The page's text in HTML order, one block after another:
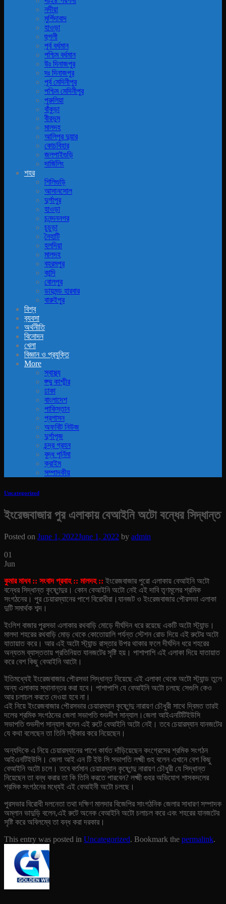
নদীয়া
মুর্শিদাবাদ
হাওড়া
হুগলী
পূর্ব বর্ধমান
পশ্চিম বর্ধমান
উঃ দিনাজপুর
দঃ দিনাজপুর
পূর্ব মেদিনীপুর
পশ্চিম মেদিনীপুর
পুরুলিয়া
বাঁকুড়া
বীরভুম
মালদহ
আলিপুর দুয়ার
কোচবিহার
জলপাইগুড়ি
দার্জিলিং
শহর
শিলিগুড়ি
আসানসোল
দুর্গাপুর
হাওড়া
চনন্দননগর
চুচুড়া
নৈহাটি
হলদিয়া
মালদহ
বহরমপুর
কান্দি
বোলপুর
ডায়মন্ড হারবার
বারুইপুর
বিশ্ব
ব‍্যবসা
অর্থনীতি
বিনোদন
খেলা
বিজ্ঞান ও প্রযুক্তি
More
স্বাস্থ্য
জ্ম্মু কাশ্মীর
ঢাকা
বাংলাদেশ
পাকিস্তান
প্রশাসন
অফবিট নিউজ
দুর্গাপূজ
চন্দ্র গ্রহন
বুদ্ধ পূর্নিমা
ক্রাইম
সম্পাদকীয়
Uncategorized
ইংরেজবাজার পুর এলাকায় বেআইনি অটো বন্ধের সিদ্ধান্ত
Posted on June 1, 2022June 1, 2022 by admin
01
Jun
কুমার মাধব :: সংবাদ প্রবাহ :: মালদহ :: ইংরেজবাজার পুরো এলাকায় বেআইনি অটো
বন্ধের সিদ্ধান্ত কৃষ্ণেন্দুর। কোন বেআইনি অটো নেই এই দাবি তৃণমূলের শ্রমিক
সংগঠনের। পুর চেয়ারম্যানের পাশে বিরোধীরা।যানজট ও ইংরেজবাজার পৌরসভা এলাকা
দুটি সমার্থক শব্দ।
ইংলিশ বাজার পুরসভা এলাকার রথবাড়ি মোড়ে দীর্ঘদিন ধরে রয়েছে একটি অটো স্ট্যান্ড।
মালদা শহরের রথবাড়ি মোড় থেকে কোতোয়ালি পর্যন্ত স্টেশন রোড দিয়ে এই রুটের অটো
যাতায়াত করে। আর এই অটো স্ট্যান্ড রাস্তার উপর থাকার ফলে দীর্ঘদিন ধরে শহরের
অন্যতম ব্যাস্ততায় প্রতিনিয়ত যানজটের সৃষ্টি হয়। পাশাপাশি এই এলাকা দিয়ে যাতায়াত
করে বেশ কিছু বেআইনি আটো।
ইতিমধ্যেই ইংরেজবাজার পৌরসভা সিদ্ধান্ত নিয়েছে এই এলাকা থেকে অটো স্ট্যান্ড তুলে
অন্য এলাকায় স্থানান্তর করা হবে। পাশাপাশি যে বেআইনি অটো চলছে সেগুলি কেও
আর চলাচল করতে দেওয়া হবে না।
এই নিয়ে ইংরেজবাজার পৌরসভার চেয়ারম্যান কৃষ্ণেন্দু নারায়ণ চৌধুরী সাথে দ্বিমত তারই
দলের শ্রমিক সংগঠনের জেলা সভাপতি শুভদীপ সান্যাল।জেলা আইএনটিটিইউসি
সভাপতি শুভদীপ সান্যাল বলেন এই রুটে বেআইনি অটো নেই। তবে চেয়ারম্যান যানজটের
যে কথা বলেছেন তা তিনি স্বীকার করে নিয়েছেন।
অন্যদিকে এ নিয়ে চেয়ারম্যানের পাশে কার্যত দাঁড়িয়েছেন কংগ্রেসের শ্রমিক সংগঠন
আইএনটিইউসি। জেলা আই এন টি ইউ সি সভাপতি লক্ষ্মী গুহ বলেন এখানে বেশ কিছু
বেআইনি অটো চলে।তবে বর্তমান চেয়ারম্যান কৃষ্ণেন্দু নারায়ণ চৌধুরী যে সিদ্ধান্ত
নিয়েছেন তা বন্ধ করার তা কি তিনি করতে পারবেন? লক্ষ্মী গুহর অভিযোগ শাসকদলের
শ্রমিক সংগঠনের মধ্যেই এই বেআইনী অটো চলছে।
পুরসভার বিরোধী দলনেতা তথা দক্ষিণ মালদার বিজেপির সাংগঠনিক জেলার সাধারণ সম্পাদক
অম্লান ভাদুড়ি বলেন,এই রুটে অনেক বেআইনি অটো চলাচল করে এবং শহরের যানজটের
সৃষ্টি করে অবিলম্বে তা বন্ধ করা দরকার।
This entry was posted in Uncategorized. Bookmark the permalink.